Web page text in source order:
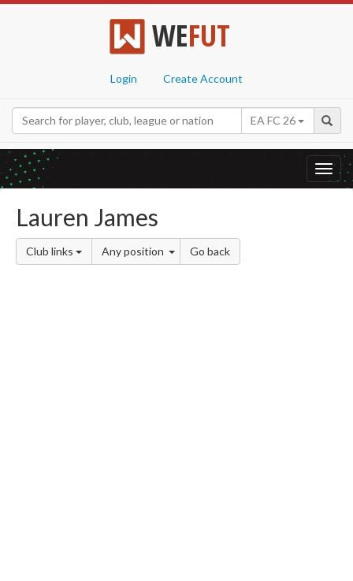
WEFUT
Login Create Account
EA FC 26
Lauren James
Club links Any position Go back